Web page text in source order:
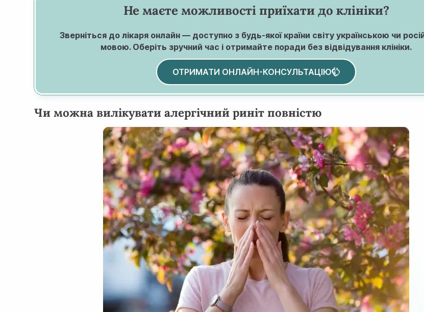
Не маєте можливості приїхати до клініки?
Зверніться до лікаря онлайн — доступно з будь-якої країни світу українською чи
мовою. Оберіть зручний час і отримайте поради без відвідування клініки.
ОТРИМАТИ ОНЛАЙН-КОНСУЛЬТАЦІЮ
Чи можна вилікувати алергічний риніт повністю